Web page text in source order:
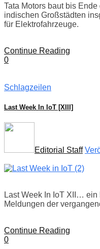
Tata Motors baut bis
indischen Großstädten
für Elektrofahrzeuge.
Continue Reading
0
Schlagzeilen
Last Week In IoT [XIII]
Editorial Staff
Last Week In IoT XII…
Meldungen der
Continue Reading
0